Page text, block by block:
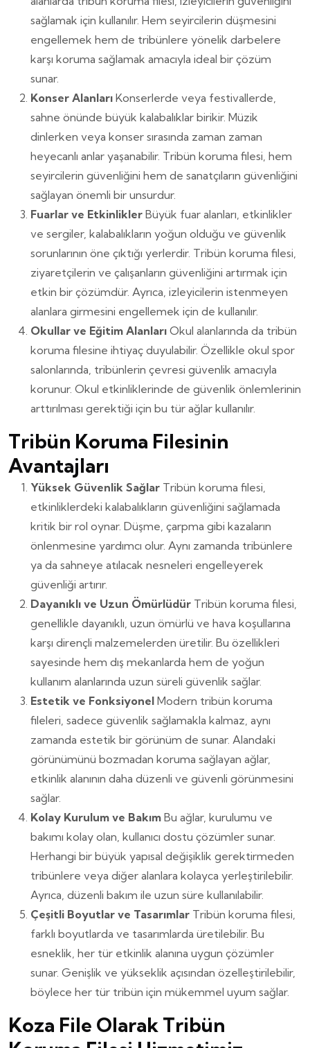
sağlamak için kullanılır. Hem seyircilerin düşmesini
engellemek hem de tribünlere yönelik darbelere
karşı koruma sağlamak amacıyla ideal bir çözüm
sunar.
Konser Alanları Konserlerde veya festivallerde,
sahne önünde büyük kalabalıklar birikir. Müzik
dinlerken veya konser sırasında zaman zaman
heyecanlı anlar yaşanabilir. Tribün koruma filesi, hem
seyircilerin güvenliğini hem de sanatçıların güvenliğini
sağlayan önemli bir unsurdur.
Fuarlar ve Etkinlikler Büyük fuar alanları, etkinlikler
ve sergiler, kalabalıkların yoğun olduğu ve güvenlik
sorunlarının öne çıktığı yerlerdir. Tribün koruma filesi,
ziyaretçilerin ve çalışanların güvenliğini artırmak için
etkin bir çözümdür. Ayrıca, izleyicilerin istenmeyen
alanlara girmesini engellemek için de kullanılır.
Okullar ve Eğitim Alanları Okul alanlarında da tribün
koruma filesine ihtiyaç duyulabilir. Özellikle okul spor
salonlarında, tribünlerin çevresi güvenlik amacıyla
korunur. Okul etkinliklerinde de güvenlik önlemlerinin
arttırılması gerektiği için bu tür ağlar kullanılır.
Tribün Koruma Filesinin
Avantajları
Yüksek Güvenlik Sağlar Tribün koruma filesi,
etkinliklerdeki kalabalıkların güvenliğini sağlamada
kritik bir rol oynar. Düşme, çarpma gibi kazaların
önlenmesine yardımcı olur. Aynı zamanda tribünlere
ya da sahneye atılacak nesneleri engelleyerek
güvenliği artırır.
Dayanıklı ve Uzun Ömürlüdür Tribün koruma filesi,
genellikle dayanıklı, uzun ömürlü ve hava koşullarına
karşı dirençli malzemelerden üretilir. Bu özellikleri
sayesinde hem dış mekanlarda hem de yoğun
kullanım alanlarında uzun süreli güvenlik sağlar.
Estetik ve Fonksiyonel Modern tribün koruma
fileleri, sadece güvenlik sağlamakla kalmaz, aynı
zamanda estetik bir görünüm de sunar. Alandaki
görünümünü bozmadan koruma sağlayan ağlar,
etkinlik alanının daha düzenli ve güvenli görünmesini
sağlar.
Kolay Kurulum ve Bakım Bu ağlar, kurulumu ve
bakımı kolay olan, kullanıcı dostu çözümler sunar.
Herhangi bir büyük yapısal değişiklik gerektirmeden
tribünlere veya diğer alanlara kolayca yerleştirilebilir.
Ayrıca, düzenli bakım ile uzun süre kullanılabilir.
Çeşitli Boyutlar ve Tasarımlar Tribün koruma filesi,
farklı boyutlarda ve tasarımlarda üretilebilir. Bu
esneklik, her tür etkinlik alanına uygun çözümler
sunar. Genişlik ve yükseklik açısından özelleştirilebilir,
böylece her tür tribün için mükemmel uyum sağlar.
Koza File Olarak Tribün